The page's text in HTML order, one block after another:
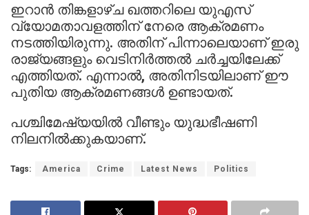
ഇറാൻ തിങ്കളാഴ്ച ഖത്തറിലെ യുഎസ്
വ്യോമതാവളത്തിന് നേരെ ആക്രമണം
നടത്തിയിരുന്നു. അതിന് പിന്നാലെയാണ് ഇരു
രാജ്യങ്ങളും വെടിനിർത്തൽ ചർച്ചയിലേക്ക്
എത്തിയത്. എന്നാൽ, അതിനിടയിലാണ് ഈ
പുതിയ ആക്രമണങ്ങൾ ഉണ്ടായത്.
പശ്ചിമേഷ്യയിൽ വീണ്ടും യുദ്ധഭീഷണി
നിലനിൽക്കുകയാണ്.
Tags: America Crime Latest News Politics